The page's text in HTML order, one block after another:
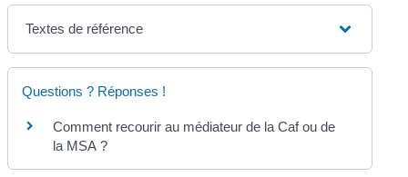
Textes de référence
Questions ? Réponses !
Comment recourir au médiateur de la Caf ou de
la MSA ?